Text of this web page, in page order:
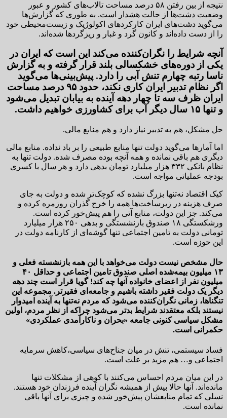
نتیجه از بین رفتن ۵۸ درصد مساحت تالاب‌های کشور و عبور
وضعیت دشت‌ها از حالت هشدار است. به طوری که گزارش‌ها
می‌گوید دشت‌های ایران کارکردهای اکولوژیک و زیست‌محیطی خود
را از دست داده‌اند و کانون گرد و غبار و ریزگردها شده‌اند.
آنچه شرایط را نگران‌کننده می‌کند این است که ایران در
یکی از دوره‌های خشکسالی بلند قرار گرفته و به گزارش
ناسا رتبه چهارم تنش آبی را دارد. پیش‌بینی‌ها می‌گوید
اگر نظام تدبیر ایران کاری نکند،‌ حدود ۹۵ درصد مساحت
ایران ظرف سه تا چهار دهه آینده به بیابان تبدیل می‌شود
و تنها ۱۵ سال دیگر آب برای کشاورزی خواهیم داشت.
حل مشکل، هم به تدبیر نیاز دارد و هم منابع مالی.
اما آمارها می‌گوید دولت تنها منابع طبیعی را بر باد نداده. منابع مالی
دیگری هم باقی نمانده و همه آنچه بوده مصرف شده. دولت تنها به
نظام بانکی ۳۳۲ هزار میلیارد تومان بدهی دارد و هر سال با کسری
بودجه عملیاتی مواجه است.
کیک اقتصاد نه‌تنها بزرگ نشده که کوچک‌تر شده و دولت به جای
صرف هزینه در زیرساخت‌ها همه را خرج گذران روزمره کرده و
می‌کند. جز این دولت، منابع آتی را هم پیش‌خور کرده است.
ورشکستگی ۱۸ صندوق بازنشستگی و بدهی ۲۵۰ هزار میلیارد
تومانی دولت به تامین اجتماعی تنها گوشه‌ای از کارنامه دولت در
این حوزه است.
حال مشخص نیست دولت می‌خواهد با این همه بازنشسته فعلی و
۱۳ میلیون بیمه‌شده اصلی صندوق تامین اجتماعی و حداقل ۴۰
میلیون نفر از اعضای خانواده آنها چه کند! گویا قرار است چند دهه
دیگر یک دولت فقیر داشته باشیم و جامعه‌ای فقیرتر. مجموعه این
تنگناها، زمانی نگران‌کننده می‌شود که مردم نه‌تنها به آینده امیدوار
نیستند بلکه معتقدند شرایط بدتر می‌شود چراکه از نظر مردم، اولین
مشکل سیاسی کنونی جامعه «بحران و ناکارآمدی عملکردی»
حکمرانی است.
فساد سیستمی، تنش در میان جناح‌های سیاسی،کاهش سرمایه
اجتماعی و… هم مزید بر علت است.
در این میان مردم احساس می‌کنند با کوهی از مشکلات تنها
مانده‌اند. آنها حالا بیش از همیشه نگران آینده فرزندان خود هستند.
نسلی که تمام منابعشان پیش‌خور شده و چیزی برای آنها باقی
نمانده است.